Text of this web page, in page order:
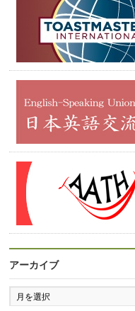
アーカイブ
ア
ー